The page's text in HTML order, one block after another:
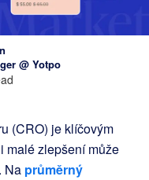
@ Yotpo
(CRO) je klíčovým
malé zlepšení může
Na průměrný